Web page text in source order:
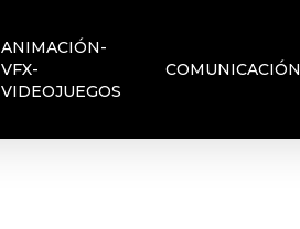
ANIMACIÓN-
VFX-
VIDEOJUEGOS
COMUNICACIÓN